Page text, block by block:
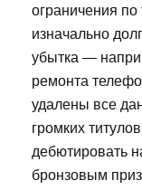
ограничения по
изначально
убытка —
ремонта
удалены все
громких
дебютировать
бронзовым